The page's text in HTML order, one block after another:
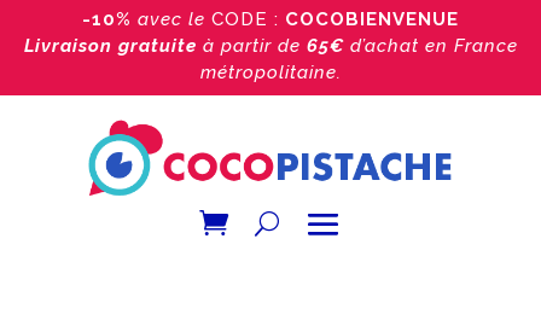
-10% avec le CODE : COCOBIENVENUE
Livraison gratuite à partir de 65€ d’achat en France
métropolitaine.